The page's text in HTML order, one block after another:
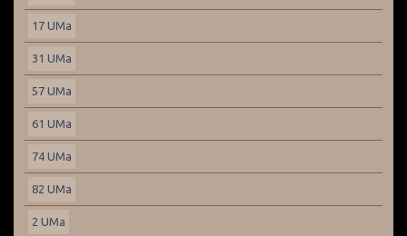
17 UMa
31 UMa
57 UMa
61 UMa
74 UMa
82 UMa
2 UMa